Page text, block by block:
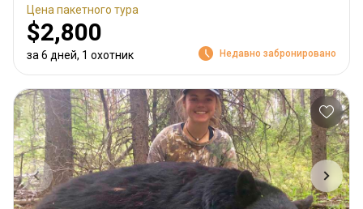
Цена пакетного тура
$2,800
за 6 дней, 1 охотник Недавно забронировано